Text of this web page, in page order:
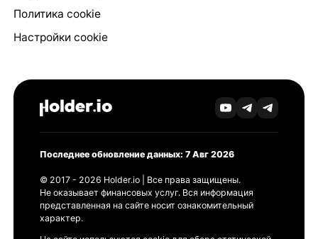
Политика cookie
Настройки cookie
Последнее обновление данных: 7 Авг 2026
© 2017 - 2026 Holder.io | Все права защищены.
Не оказывает финансовых услуг. Вся информация
представленная на сайте носит ознакомительный
характер.